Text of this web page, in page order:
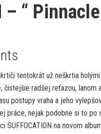
– “
tentokrát už neškrtia
čistejšie radšej reťazou, lanom
postupy vraha a jeho
práce, nejak podobne si to po
SUFFOCATION na novom